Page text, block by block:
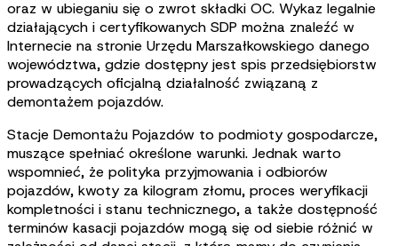
oraz w ubieganiu się o zwrot składki OC. Wykaz legalnie
działających i certyfikowanych SDP można znaleźć w
Internecie na stronie Urzędu Marszałkowskiego danego
województwa, gdzie dostępny jest spis przedsiębiorstw
prowadzących oficjalną działalność związaną z
demontażem pojazdów.
Stacje Demontażu Pojazdów to podmioty gospodarcze,
muszące spełniać określone warunki. Jednak warto
wspomnieć, że polityka przyjmowania i odbiorów
pojazdów, kwoty za kilogram złomu, proces weryfikacji
kompletności i stanu technicznego, a także dostępność
terminów kasacji pojazdów mogą się od siebie różnić w